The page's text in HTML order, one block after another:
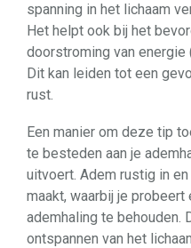
spanning in het lichaam
Het helpt ook bij het
doorstroming van energie
Dit kan leiden tot een
rust.
Een manier om deze tip
te besteden aan je
uitvoert. Adem rustig in
maakt, waarbij je
ademhaling te behouden.
ontspannen van het